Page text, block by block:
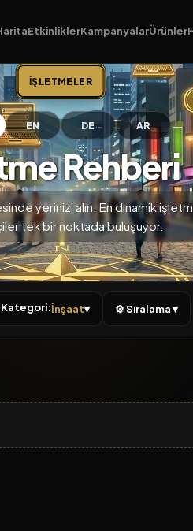
EtkinliklerKampanyalarÜrünler
İŞLETMELER
EN DE AR
Rehberi
yerinizi alın. En dinamik
tek bir noktada buluşuyor.
İnşaat▾ ⚙ Sıralama ▾